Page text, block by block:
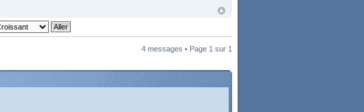
4 messages • Page 1 sur 1